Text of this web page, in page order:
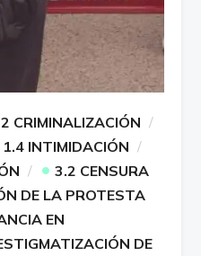
CRIMINALIZACIÓN
1.4 INTIMIDACIÓN
• 3.2 CENSURA
DE LA PROTESTA
EN
DE